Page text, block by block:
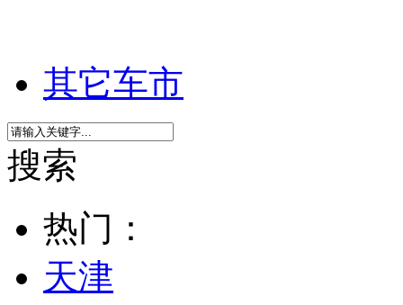
其它车市
搜索
热门：
天津